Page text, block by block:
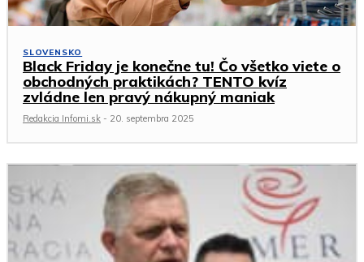
SLOVENSKO
Black Friday je konečne tu! Čo všetko viete o
obchodných praktikách? TENTO kvíz
zvládne len pravý nákupný maniak
Redakcia Infomi.sk - 20. septembra 2025